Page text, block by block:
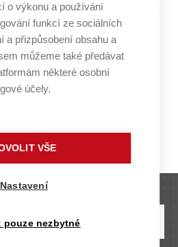
a žonglování? U obojího je
Jašek zaměřený na
Vojtěch Jašek z Ústavu
chemické VUT se ve své
materiálů z obnovitelných
2 3 4 ... 6 »
o výkonu a používání
funkcí ze sociálních
a přizpůsobení obsahu a
můžeme také předávat
některé osobní
účely.
VŠE
Nastavení
pouze nezbytné